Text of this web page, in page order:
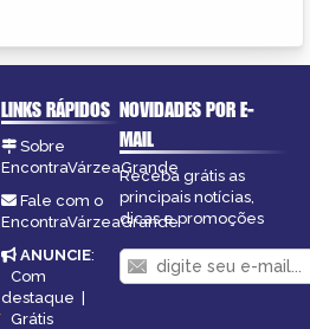
LINKS RÁPIDOS
Sobre
EncontraVárzeaGrande
Fale com o
EncontraVárzeaGrande
ANUNCIE:
Com
destaque |
Grátis
NOVIDADES POR E-
MAIL
Receba grátis as
principais notícias,
dicas e promoções